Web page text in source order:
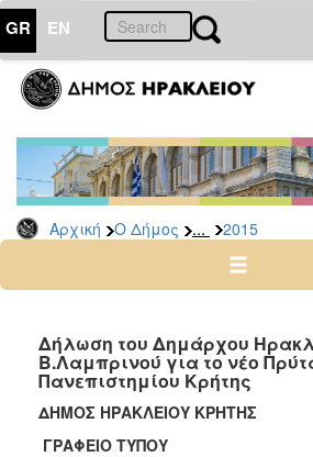
GR EN
Αρχική Ο Δήμος ... 2015
ΔΗΜΟΣ
Δελτία
Τύπου
Αρχείο
2026
2024
2022
Δήλωση του Δημάρχου
Β.Λαμπρινού για το νέο
Πανεπιστημίου Κρήτης
ΔΗΜΟΣ ΗΡΑΚΛΕΙΟΥ ΚΡΗΤΗΣ
ΓΡΑΦΕΙΟ ΤΥΠΟΥ